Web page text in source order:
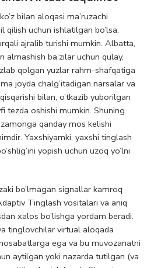
bilan aloqasi ma’ruzachi
uchun ishlatilgan bo’lsa,
ajralib turishi mumkin. Albatta,
almashish ba’zilar uchun qulay,
qolgan yuzlar rahm-shafqatiga
joyda chalg’itadigan narsalar va
bilan, o’tkazib yuborilgan
tezda oshishi mumkin. Shuning
qanday mos kelishi
Yaxshiyamki, yaxshi tinglash
yopish uchun uzoq yo’lni
bo’lmagan signallar kamroq
Tinglash vositalari va aniq
xalos bo’lishga yordam beradi.
tinglovchilar virtual aloqada
ega va bu muvozanatni
aytilgan yoki nazarda tutilgan (va